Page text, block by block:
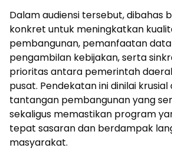
Dalam audiensi tersebut, dibahas
konkret untuk meningkatkan
pembangunan, pemanfaatan
pengambilan kebijakan, serta
prioritas antara pemerintah
pusat. Pendekatan ini dinilai
tantangan pembangunan yang
sekaligus memastikan program
tepat sasaran dan berdampak
masyarakat.